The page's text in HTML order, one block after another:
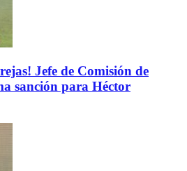
Jefe de Comisión de
sanción para Héctor